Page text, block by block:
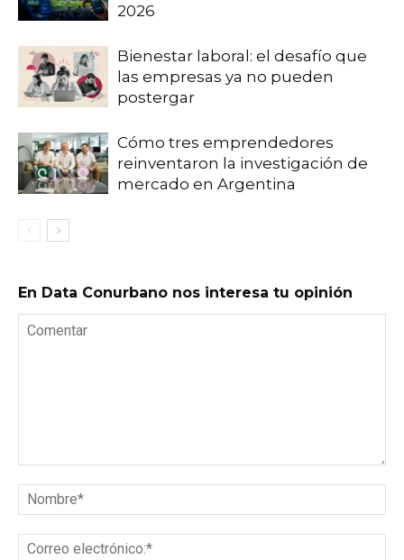
2026
Bienestar laboral: el desafío que
las empresas ya no pueden
postergar
Cómo tres emprendedores
reinventaron la investigación de
mercado en Argentina
En Data Conurbano nos interesa tu opinión